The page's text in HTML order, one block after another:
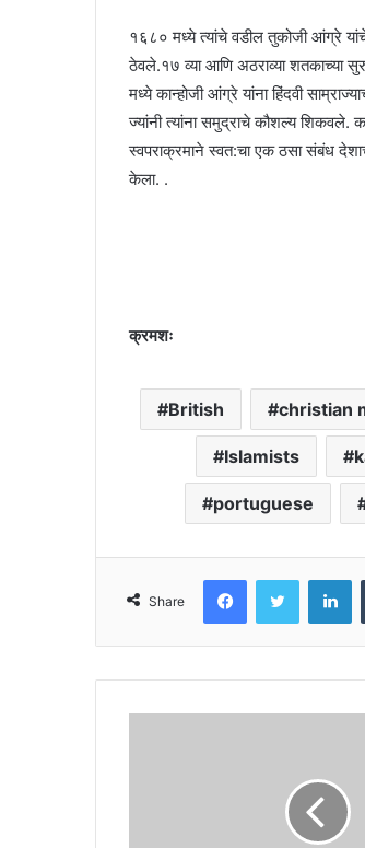
१६८० मध्ये त्यांचे वडील तुकोजी आंग्रे यांचे
ठेवले.१७ व्या आणि अठराव्या शतकाच्या
मध्ये कान्होजी आंग्रे यांना हिंदवी
ज्यांनी त्यांना समुद्राचे कौशल्य शिकवले.
स्वपराक्रमाने स्वत:चा एक ठसा संबंध
केला. .
क्रमशः
British christian
Islamists
portuguese
Share
FacebookTwitter